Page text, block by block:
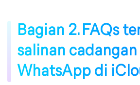
Bagian 2. FAQs
salinan cadangan
WhatsApp di